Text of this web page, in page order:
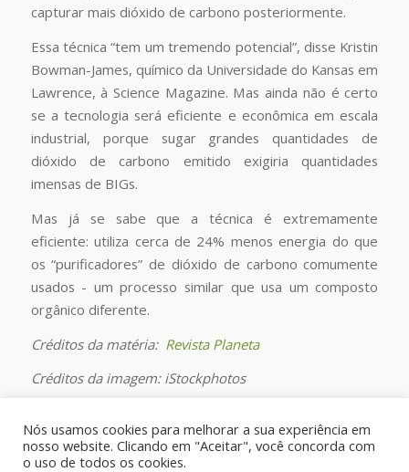
capturar mais dióxido de carbono posteriormente.
Essa técnica “tem um tremendo potencial”, disse Kristin
Bowman-James, químico da Universidade do Kansas em
Lawrence, à Science Magazine. Mas ainda não é certo
se a tecnologia será eficiente e econômica em escala
industrial, porque sugar grandes quantidades de
dióxido de carbono emitido exigiria quantidades
imensas de BIGs.
Mas já se sabe que a técnica é extremamente
eficiente: utiliza cerca de 24% menos energia do que
os “purificadores” de dióxido de carbono comumente
usados ​​- um processo similar que usa um composto
orgânico diferente.
Créditos da matéria: Revista Planeta
Créditos da imagem: iStockphotos
Nós usamos cookies para melhorar a sua experiência em
nosso website. Clicando em "Aceitar", você concorda com
o uso de todos os cookies.